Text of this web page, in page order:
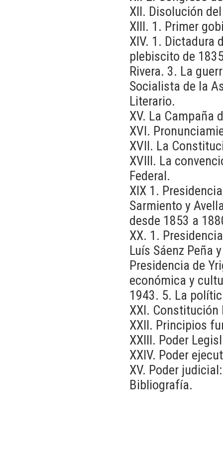
XII. Disolución
XIII. 1. Primer
XIV. 1. Dictadura
plebiscito de
Rivera. 3. La
Socialista de la
Literario.
XV. La Campaña
XVI.
XVII. La
XVIII. La
Federal.
XIX 1.
Sarmiento y
desde 1853 a
XX. 1.
Luís Sáenz Peña
Presidencia de
económica y
1943. 5. La
XXI. Constitución
XXII. Principios
XXIII. Poder
XXIV. Poder
XV. Poder
Bibliografía.